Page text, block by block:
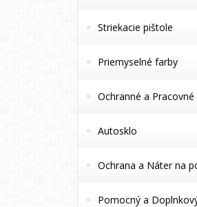
Striekacie pištole
Priemyselné farby
Ochranné a
Autosklo
Ochrana a Náter na
Pomocný a